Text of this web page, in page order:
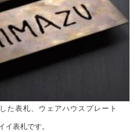
た表札、ウェアハウスプレート
イ表札です。